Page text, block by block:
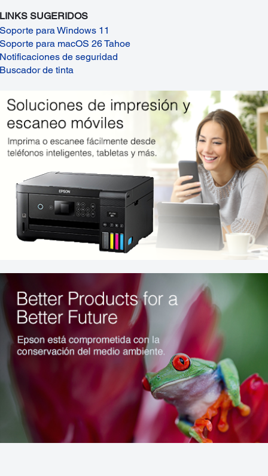
LINKS SUGERIDOS
Soporte para Windows 11
Soporte para macOS 26 Tahoe
Notificaciones de seguridad
Buscador de tinta